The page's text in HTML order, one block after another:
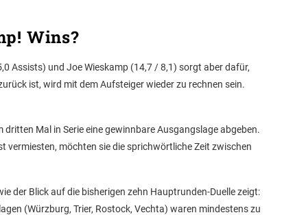
Wins?
Assists) und Joe Wieskamp (14,7 / 8,1) sorgt aber dafür,
ist, wird mit dem Aufsteiger wieder zu rechnen sein.
Mal in Serie eine gewinnbare Ausgangslage abgeben.
vermiesten, möchten sie die sprichwörtliche Zeit zwischen
der Blick auf die bisherigen zehn Hauptrunden-Duelle zeigt:
(Würzburg, Trier, Rostock, Vechta) waren mindestens zu